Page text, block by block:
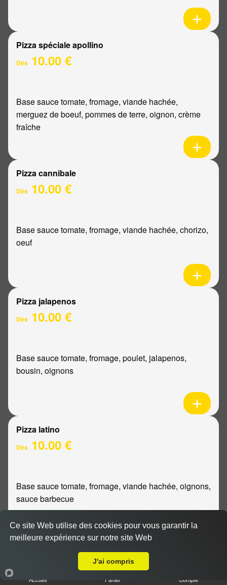
Pizza spéciale apollino
Dès 10.00 €
Base sauce tomate, fromage, viande hachée,
merguez de boeuf, pommes de terre, oignon, crème
fraîche
Pizza cannibale
Dès 10.00 €
Base sauce tomate, fromage, viande hachée, chorizo,
oeuf
Pizza jalapenos
Dès 10.00 €
Base sauce tomate, fromage, poulet, jalapenos,
bousin, oignons
Pizza latino
Dès 10.00 €
Base sauce tomate, fromage, viande hachée, oignons,
sauce barbecue
Accueil Panier Compte
Ce site Web utilise des cookies pour vous garantir la
meilleure expérience sur notre site Web
J'ai compris